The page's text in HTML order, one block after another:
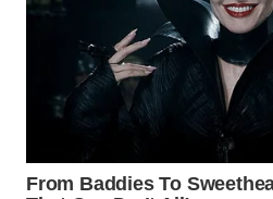
TANJUNG
LESUNG